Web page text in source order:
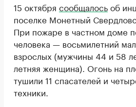
15 октября сообщалосьоб
поселке Монетный
При пожаре в частном доме
человека — восьмилетний
взрослых (мужчины 44 и 58
летняя женщина). Огонь на
тушили 11 спасателей и
техники.